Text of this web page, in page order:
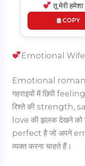
तू मेरी
COPY
Emotional
Emotional
गहराइयों में छिपी
रिश्ते की strength,
love की झलक देखने को
perfect है जो अपने
व्यक्त करना चाहते हैं।